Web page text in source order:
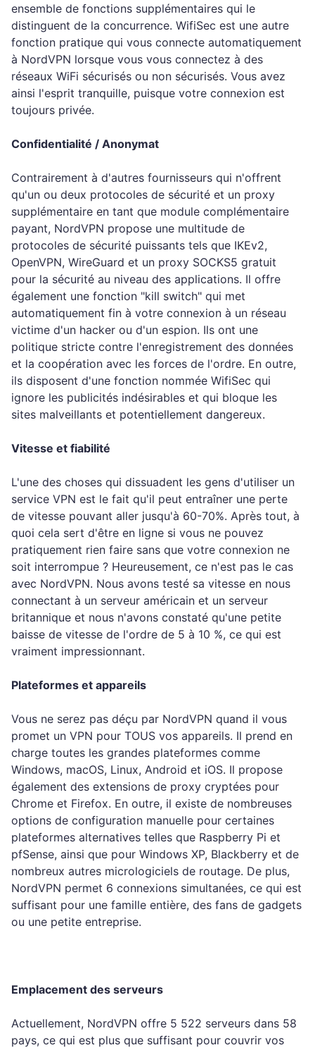
ensemble de fonctions supplémentaires qui le
distinguent de la concurrence. WifiSec est une autre
fonction pratique qui vous connecte automatiquement
à NordVPN lorsque vous vous connectez à des
réseaux WiFi sécurisés ou non sécurisés. Vous avez
ainsi l'esprit tranquille, puisque votre connexion est
toujours privée.
Confidentialité / Anonymat
Contrairement à d'autres fournisseurs qui n'offrent
qu'un ou deux protocoles de sécurité et un proxy
supplémentaire en tant que module complémentaire
payant, NordVPN propose une multitude de
protocoles de sécurité puissants tels que IKEv2,
OpenVPN, WireGuard et un proxy SOCKS5 gratuit
pour la sécurité au niveau des applications. Il offre
également une fonction "kill switch" qui met
automatiquement fin à votre connexion à un réseau
victime d'un hacker ou d'un espion. Ils ont une
politique stricte contre l'enregistrement des données
et la coopération avec les forces de l'ordre. En outre,
ils disposent d'une fonction nommée WifiSec qui
ignore les publicités indésirables et qui bloque les
sites malveillants et potentiellement dangereux.
Vitesse et fiabilité
L'une des choses qui dissuadent les gens d'utiliser un
service VPN est le fait qu'il peut entraîner une perte
de vitesse pouvant aller jusqu'à 60-70%. Après tout, à
quoi cela sert d'être en ligne si vous ne pouvez
pratiquement rien faire sans que votre connexion ne
soit interrompue ? Heureusement, ce n'est pas le cas
avec NordVPN. Nous avons testé sa vitesse en nous
connectant à un serveur américain et un serveur
britannique et nous n'avons constaté qu'une petite
baisse de vitesse de l'ordre de 5 à 10 %, ce qui est
vraiment impressionnant.
Plateformes et appareils
Vous ne serez pas déçu par NordVPN quand il vous
promet un VPN pour TOUS vos appareils. Il prend en
charge toutes les grandes plateformes comme
Windows, macOS, Linux, Android et iOS. Il propose
également des extensions de proxy cryptées pour
Chrome et Firefox. En outre, il existe de nombreuses
options de configuration manuelle pour certaines
plateformes alternatives telles que Raspberry Pi et
pfSense, ainsi que pour Windows XP, Blackberry et de
nombreux autres micrologiciels de routage. De plus,
NordVPN permet 6 connexions simultanées, ce qui est
suffisant pour une famille entière, des fans de gadgets
ou une petite entreprise.
Emplacement des serveurs
Actuellement, NordVPN offre 5 522 serveurs dans 58
pays, ce qui est plus que suffisant pour couvrir vos